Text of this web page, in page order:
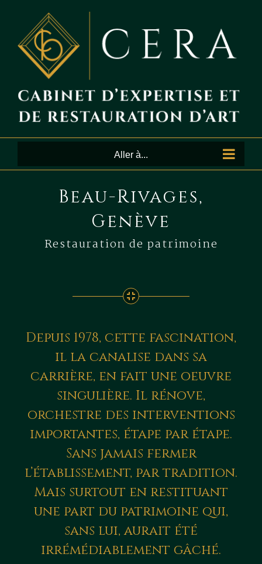
contenu
Aller à...
Beau-Rivages,
Genève
Restauration de patrimoine
Depuis 1978, cette fascination,
il la canalise dans sa
carrière, en fait une oeuvre
singulière. Il rénove,
orchestre des interventions
importantes, étape par étape.
Sans jamais fermer
l’établissement, par tradition.
Mais surtout en restituant
une part du patrimoine qui,
sans lui, aurait été
irrémédiablement gâché.